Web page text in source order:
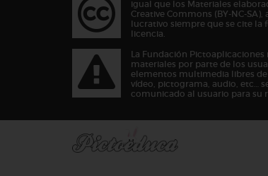
igual que los Materiales
Creative Commons (BY-NC-
lucrativo siempre que se cite la
licencia.
La Fundación
materiales por parte de los
elementos multimedia libres de
vídeo, pictograma, audio, etc…
comunicado al usuario para su